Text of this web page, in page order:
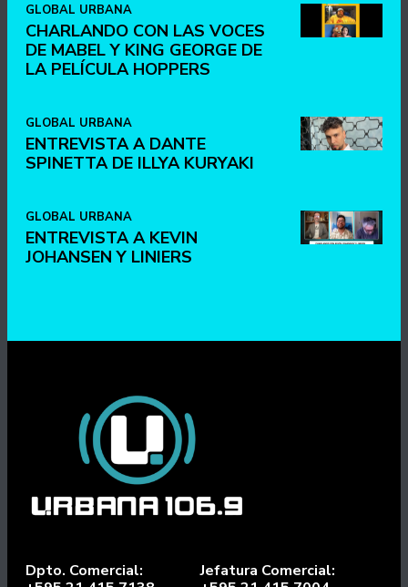
GLOBAL URBANA
CHARLANDO CON LAS VOCES
DE MABEL Y KING GEORGE DE
LA PELÍCULA HOPPERS
GLOBAL URBANA
ENTREVISTA A DANTE
SPINETTA DE ILLYA KURYAKI
GLOBAL URBANA
ENTREVISTA A KEVIN
JOHANSEN Y LINIERS
Dpto. Comercial:
Jefatura Comercial: